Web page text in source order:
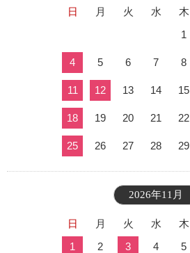
日 月 火 水 木
1
4 5 6 7 8
11 12 13 14 15
18 19 20 21 22
25 26 27 28 29
2026年11月
日 月 火 水 木
1
2 3 4 5